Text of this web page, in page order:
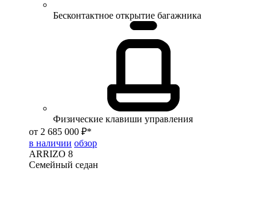
Бесконтактное открытие багажника
Физические клавиши управления
от 2 685 000 ₽*
в наличии обзор
ARRIZO 8
Семейный седан